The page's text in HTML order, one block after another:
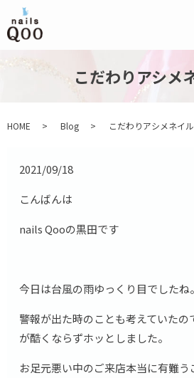
こだわりアシメ
HOME Blog こだわりアシメネイ
2021/09/18
こんばんは
nails Qooの黒田です
今日は台風の雨ゆっくり目でしたね。
警報が出た時のことも考えていたの
が酷くならずホッとしました。
お足元悪い中のご来店本当に有難う